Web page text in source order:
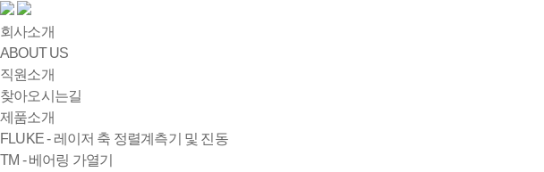
회사소개
ABOUT US
직원소개
찾아오시는길
제품소개
FLUKE - 레이저 축 정렬계측기 및 진동
TM - 베어링 가열기